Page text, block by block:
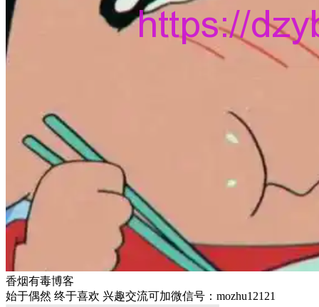
香烟有毒博客
始于偶然 终于喜欢 兴趣交流可加微信号：mozhu12121